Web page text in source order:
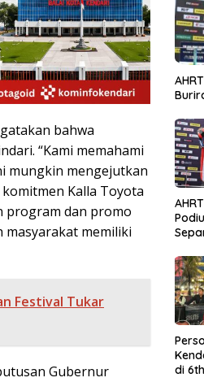
bahwa
“Kami memahami
mungkin mengejutkan
Kalla Toyota
program dan promo
memiliki
Festival Tukar
Gubernur
di